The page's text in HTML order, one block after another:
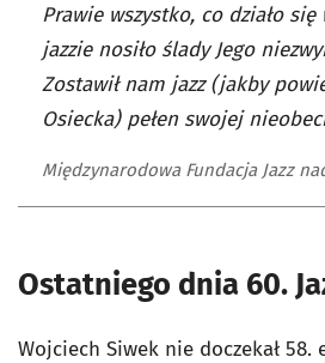
Prawie wszystko, co działo się
jazzie nosiło ślady Jego
Zostawił nam jazz (jakby
Osiecka) pełen swojej
Międzynarodowa Fundacja Jazz
Ostatniego dnia 60.
Wojciech Siwek nie doczekał 58.